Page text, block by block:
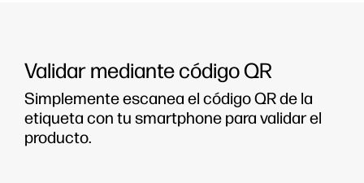
Validar mediante código QR
Simplemente escanea el código QR de la
etiqueta con tu smartphone para validar el
producto.